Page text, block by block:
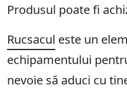
Produsul poate fi
Rucsacul este un
echipamentului
nevoie să aduci cu